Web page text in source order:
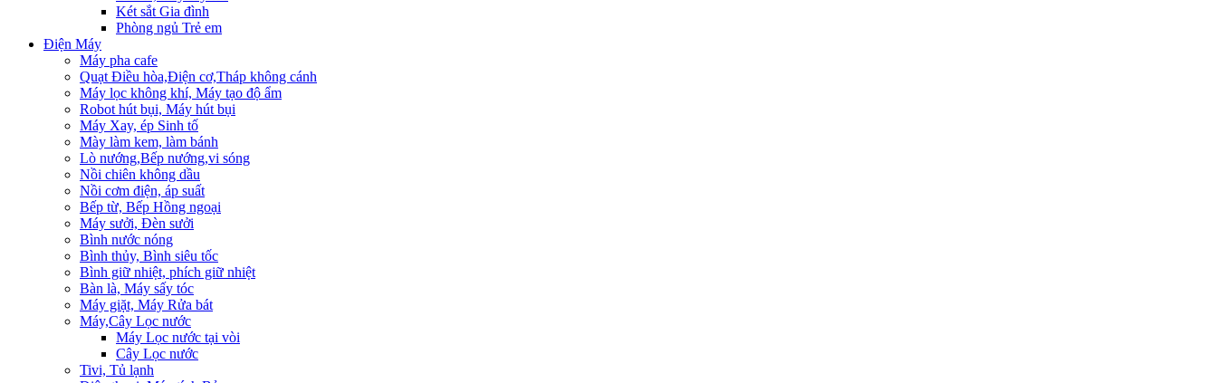
Két sắt Gia đình
Phòng ngủ Trẻ em
Điện Máy
Máy pha cafe
Quạt Điều hòa,Điện cơ,Tháp không cánh
Máy lọc không khí, Máy tạo độ ẩm
Robot hút bụi, Máy hút bụi
Máy Xay, ép Sinh tố
Mày làm kem, làm bánh
Lò nướng,Bếp nướng,vi sóng
Nồi chiên không dầu
Nồi cơm điện, áp suất
Bếp từ, Bếp Hồng ngoại
Máy sưởi, Đèn sưởi
Bình nước nóng
Bình thủy, Bình siêu tốc
Bình giữ nhiệt, phích giữ nhiệt
Bàn là, Máy sấy tóc
Máy giặt, Máy Rửa bát
Máy,Cây Lọc nước
Máy Lọc nước tại vòi
Cây Lọc nước
Tivi, Tủ lạnh